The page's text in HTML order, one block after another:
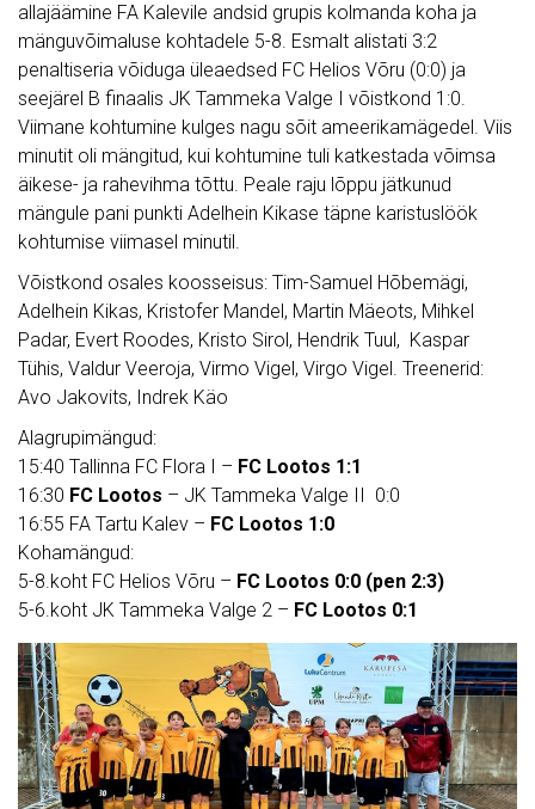
allajäämine FA Kalevile andsid grupis kolmanda koha ja
mänguvõimaluse kohtadele 5-8. Esmalt alistati 3:2
penaltiseria võiduga üleaedsed FC Helios Võru (0:0) ja
seejärel B finaalis JK Tammeka Valge I võistkond 1:0.
Viimane kohtumine kulges nagu sõit ameerikamägedel. Viis
minutit oli mängitud, kui kohtumine tuli katkestada võimsa
äikese- ja rahevihma tõttu. Peale raju lõppu jätkunud
mängule pani punkti Adelhein Kikase täpne karistuslöök
kohtumise viimasel minutil.
Võistkond osales koosseisus: Tim-Samuel Hõbemägi,
Adelhein Kikas, Kristofer Mandel, Martin Mäeots, Mihkel
Padar, Evert Roodes, Kristo Sirol, Hendrik Tuul, Kaspar
Tühis, Valdur Veeroja, Virmo Vigel, Virgo Vigel. Treenerid:
Avo Jakovits, Indrek Käo
Alagrupimängud:
15:40 Tallinna FC Flora I – FC Lootos 1:1
16:30 FC Lootos – JK Tammeka Valge II 0:0
16:55 FA Tartu Kalev – FC Lootos 1:0
Kohamängud:
5-8.koht FC Helios Võru – FC Lootos 0:0 (pen 2:3)
5-6.koht JK Tammeka Valge 2 – FC Lootos 0:1